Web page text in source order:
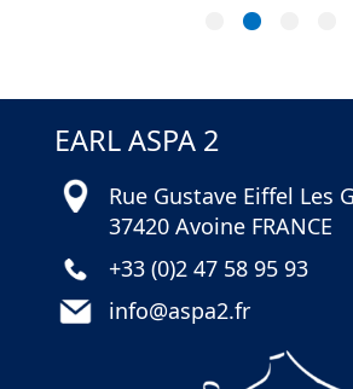
EARL ASPA 2
Rue Gustave Eiffel Les
37420 Avoine FRANCE
+33 (0)2 47 58 95 93
info@aspa2.fr